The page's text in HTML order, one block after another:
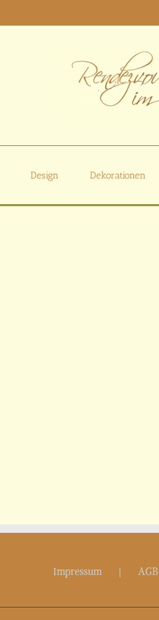
Design Dekorationen
Impressum AGB